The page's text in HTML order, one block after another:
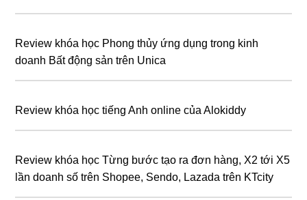
Review khóa học Phong thủy ứng dụng trong kinh
doanh Bất động sản trên Unica
Review khóa học tiếng Anh online của Alokiddy
Review khóa học Từng bước tạo ra đơn hàng, X2 tới X5
lần doanh số trên Shopee, Sendo, Lazada trên KTcity